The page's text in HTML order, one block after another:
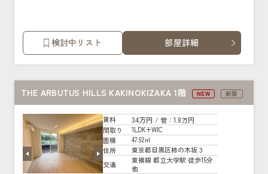
検討中リスト 部屋詳細
THE ARBUTUS HILLS KAKINOKIZAKA 1階 NEW 新築
賃料 34万円 / 管：1.8万円
間取り
1LDK+WIC
面積
47.92㎡
住所
東京都目黒区柿の木坂３
交通
東横線 都立大学駅 徒歩15分
他